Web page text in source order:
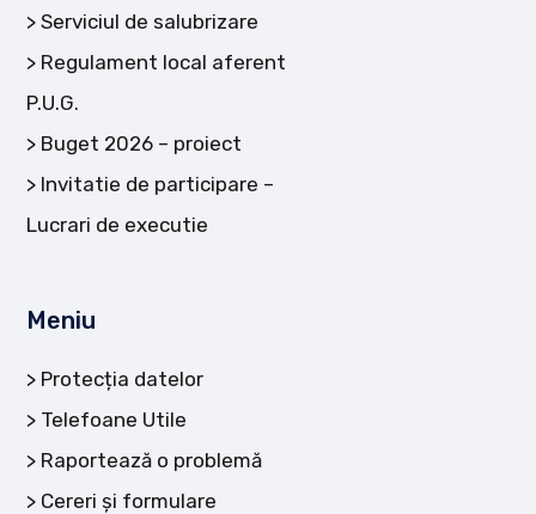
Serviciul de salubrizare
Regulament local aferent
P.U.G.
Buget 2026 – proiect
Invitatie de participare –
Lucrari de executie
Meniu
Protecția datelor
Telefoane Utile
Raportează o problemă
Cereri și formulare